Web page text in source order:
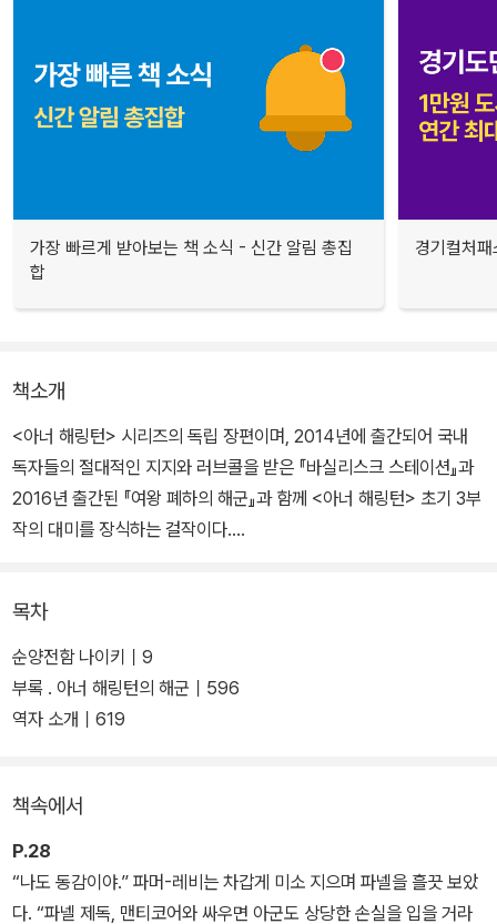
가장 빠르게 받아보는 책 소식 - 신간 알림 총집
합
경기컬처
책소개
<아너 해링턴> 시리즈의 독립 장편이며, 2014년에 출간되어 국내
독자들의 절대적인 지지와 러브콜을 받은 『바실리스크 스테이션』과
2016년 출간된 『여왕 폐하의 해군』과 함께 <아너 해링턴> 초기 3부
작의 대미를 장식하는 걸작이다.
우주 항행 기술을 통해 인류의 식민지가 전 우주로 확산되고, 그에 따
른 정치 경제적 분화가 심화되면서 항성 간 국가들 사이의 알력이 가
시화된 41세기의 미래. 17세기말의 프랑스를 방불케 하는 불안정한
정경 구조에 강대한 군사력을 보유한 초강대국 헤이븐 인민공화국은
우주력 1903년, 전략 요충지인 옐친 항성계에서 맨티코어 및 그 동맹
국인 그레이슨의 해군 함대와 헤이븐의 사주를 받은 신정 국가 마사
다의 침략군 사이에서 벌어진 제1차 옐친 전투는 혈투 끝에 맨티코어
목차
순양전함 나이키｜9
부록 . 아너 해링턴의 해군｜596
역자 소개｜619
책속에서
P.28
“나도 동감이야.” 파머-레비는 차갑게 미소 지으며 파넬을 흘끗 보았
다. “파넬 제독, 맨티코어와 싸우면 아군도 상당한 손실을 입을 거라